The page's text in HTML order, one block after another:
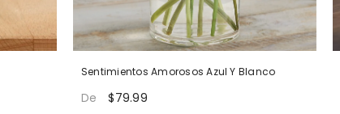
Sentimientos Amorosos Azul Y Blanco
De $79.99